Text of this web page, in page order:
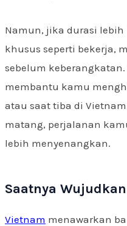
Namun, jika durasi
khusus seperti bekerja,
sebelum
membantu kamu
atau saat tiba di
matang, perjalanan
lebih menyenangkan.
Saatnya
Vietnam menawarkan